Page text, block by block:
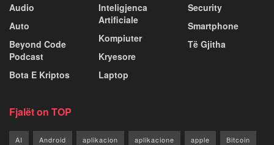
Audio
Auto
Beyond Code
Podcast
Bota E Kriptos
Inteligjenca
Artificiale
Kompiuter
Kryesore
Laptop
Security
Smartphone
Të Gjitha
Fjalët on TOP
AI Android aplikacion aplikacione apple Bitcoin